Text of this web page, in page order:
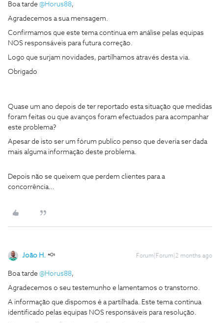
Boa tarde ​ @Horus88,
Agradecemos a sua mensagem.
Confirmamos que este tema continua em análise pelas equipas
NOS responsáveis para futura correção.
Logo que surjam novidades, partilhamos através desta via.
Obrigado
Quase um ano depois de ter reportado esta situação que medidas
foram feitas ou que avanços foram efectuados para acompanhar
este problema?
Apesar de isto ser um fórum publico penso que deveria ser dada
mais alguma informação deste problema.
Depois não se queixem que perdem clientes para a
concorrência…
João H. Forum|Forum|2 months ago
Boa tarde ​ @Horus88,
Agradecemos o seu testemunho e lamentamos o transtorno.
A informação que dispomos é a partilhada. Este tema continua
identificado pelas equipas NOS responsáveis para resolução.